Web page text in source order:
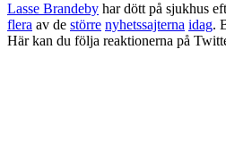
Lasse Brandeby har dött på sjukhus
flera av de större nyhetssajterna idag.
Här kan du följa reaktionerna på